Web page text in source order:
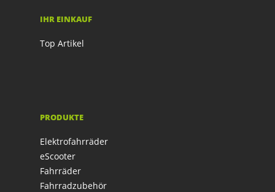
IHR EINKAUF
Top Artikel
PRODUKTE
Elektrofahrräder
eScooter
Fahrräder
Fahrradzubehör